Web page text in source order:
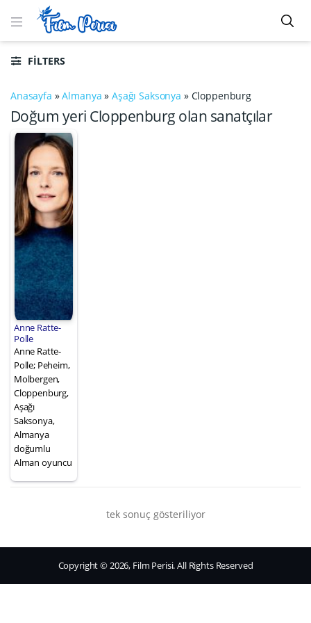
FILTERS
Anasayfa »Almanya »Aşağı Saksonya » Cloppenburg
Doğum yeri Cloppenburg olan sanatçılar
Anne Ratte-
Polle
Anne Ratte-
Polle; Peheim,
Molbergen,
Cloppenburg,
Aşağı
Saksonya,
Almanya
doğumlu
Alman oyuncu
tek sonuç gösteriliyor
Copyright © 2026, Film Perisi. All Rights Reserved